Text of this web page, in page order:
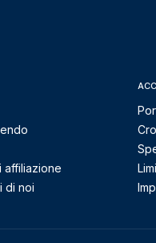
affiliazione
di noi